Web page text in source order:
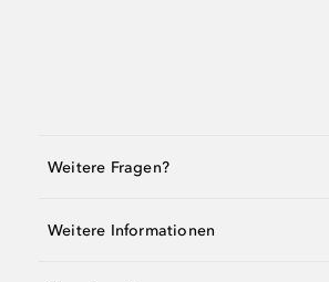
Weitere Fragen?
Weitere Informationen